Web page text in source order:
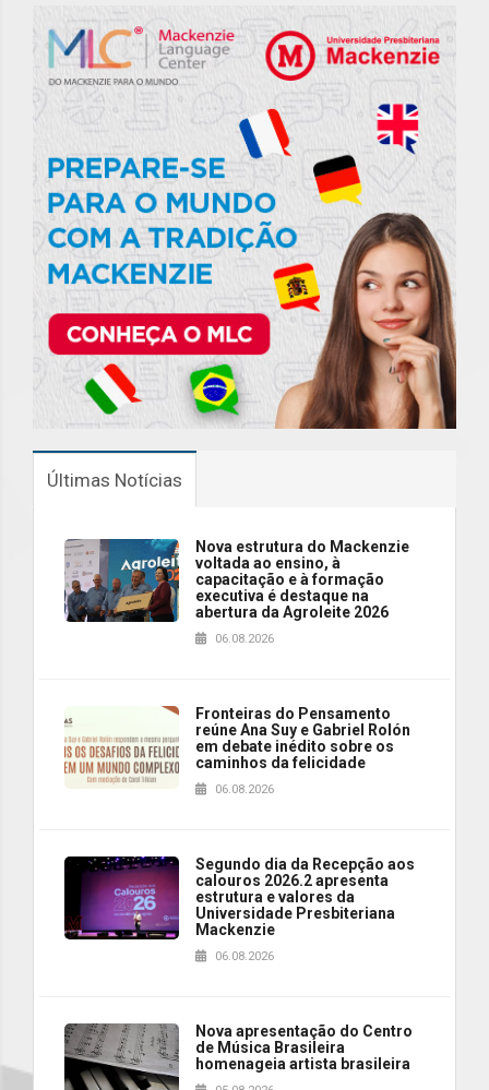
Últimas Notícias
Nova estrutura do Mackenzie
voltada ao ensino, à
capacitação e à formação
executiva é destaque na
abertura da Agroleite 2026
06.08.2026
Fronteiras do Pensamento
reúne Ana Suy e Gabriel Rolón
em debate inédito sobre os
caminhos da felicidade
06.08.2026
Segundo dia da Recepção aos
calouros 2026.2 apresenta
estrutura e valores da
Universidade Presbiteriana
Mackenzie
06.08.2026
Nova apresentação do Centro
de Música Brasileira
homenageia artista brasileira